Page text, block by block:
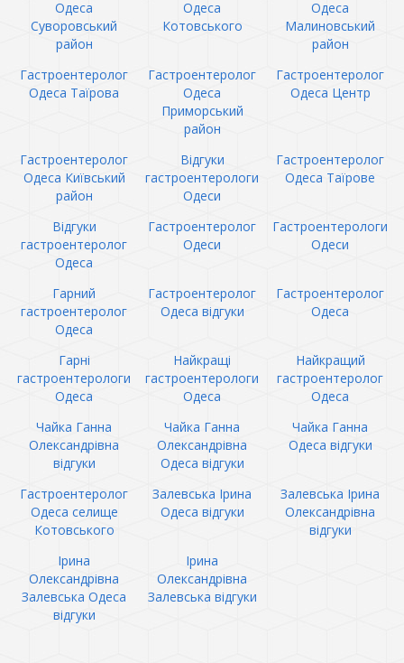
Одеса
Суворовський
район
Одеса
Котовського
Одеса
Малиновський
район
Гастроентеролог
Одеса Таїрова
Гастроентеролог
Одеса
Приморський
район
Гастроентеролог
Одеса Центр
Гастроентеролог
Одеса Київський
район
Відгуки
гастроентерологи
Одеси
Гастроентеролог
Одеса Таїрове
Відгуки
гастроентеролог
Одеса
Гастроентеролог
Одеси
Гастроентерологи
Одеси
Гарний
гастроентеролог
Одеса
Гастроентеролог
Одеса відгуки
Гастроентеролог
Одеса
Гарні
гастроентерологи
Одеса
Найкращі
гастроентерологи
Одеса
Найкращий
гастроентеролог
Одеса
Чайка Ганна
Олександрівна
відгуки
Чайка Ганна
Олександрівна
Одеса відгуки
Чайка Ганна
Одеса відгуки
Гастроентеролог
Одеса селище
Котовського
Залевська Ірина
Одеса відгуки
Залевська Ірина
Олександрівна
відгуки
Ірина
Олександрівна
Залевська Одеса
відгуки
Ірина
Олександрівна
Залевська відгуки